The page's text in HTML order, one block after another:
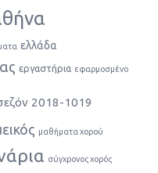
ελλάδα
εργαστήρια εφαρμοσμένο
2018-1019
μαθήματα χορού
σύγχρονος χορός